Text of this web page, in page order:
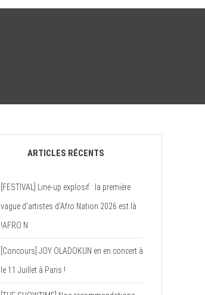
ARTICLES RÉCENTS
[FESTIVAL] Line-up explosif : la première
vague d’artistes d’Afro Nation 2026 est là
!AFRO N
[Concours] JOY OLADOKUN en en concert à
le 11 Juillet à Paris !